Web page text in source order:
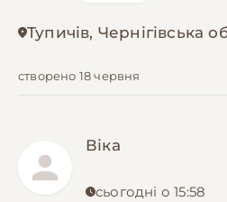
Тупичів, Чернігівська
створено 18 червня
Віка
сьогодні о 15:58